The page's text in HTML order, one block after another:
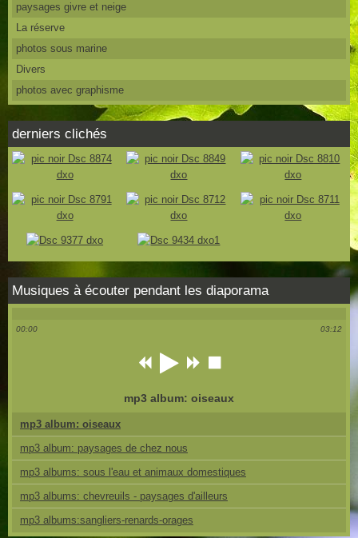
paysages givre et neige
La réserve
photos sous marine
Divers
photos avec graphisme
derniers clichés
Musiques à écouter pendant les diaporama
00:00 03:12
mp3 album: oiseaux
mp3 album: oiseaux
mp3 album: paysages de chez nous
mp3 albums: sous l'eau et animaux domestiques
mp3 albums: chevreuils - paysages d'ailleurs
mp3 albums:sangliers-renards-orages